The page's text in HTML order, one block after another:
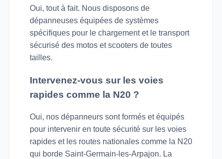
Oui, tout à fait. Nous disposons de
dépanneuses équipées de systèmes
spécifiques pour le chargement et le transport
sécurisé des motos et scooters de toutes
tailles.
Intervenez-vous sur les voies
rapides comme la N20 ?
Oui, nos dépanneurs sont formés et équipés
pour intervenir en toute sécurité sur les voies
rapides et les routes nationales comme la N20
qui borde Saint-Germain-les-Arpajon. La